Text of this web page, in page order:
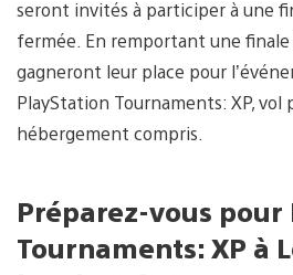
seront invités à participer à une
fermée. En remportant une finale
gagneront leur place pour
PlayStation Tournaments: XP, vol
hébergement compris.
Préparez-vous
Tournaments: XP à